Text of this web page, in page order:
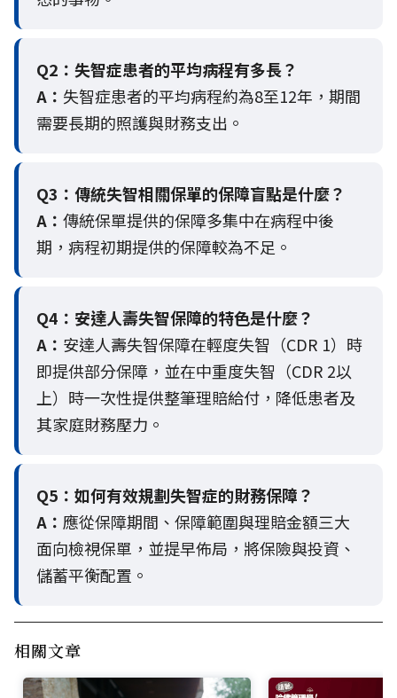
Q2： 失智症患者的平均病程有多長？
A： 失智症患者的平均病程約為8至12年，期間
需要長期的照護與財務支出。
Q3： 傳統失智相關保單的保障盲點是什麼？
A： 傳統保單提供的保障多集中在病程中後
期，病程初期提供的保障較為不足。
Q4： 安達人壽失智保障的特色是什麼？
A： 安達人壽失智保障在輕度失智（CDR 1）時
即提供部分保障，並在中重度失智（CDR 2以
上）時一次性提供整筆理賠給付，降低患者及
其家庭財務壓力。
Q5： 如何有效規劃失智症的財務保障？
A： 應從保障期間、保障範圍與理賠金額三大
面向檢視保單，並提早佈局，將保險與投資、
儲蓄平衡配置。
相關文章